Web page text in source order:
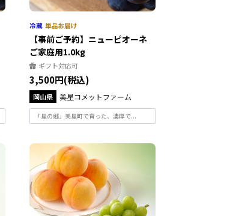
【事前ご予約】ニューピオーネ
ご家庭用1.0kg
ギフト対応可
3,500円(税込)
岡山県 美星コメットファーム
「星の郷」美星町で育った、濃厚で...